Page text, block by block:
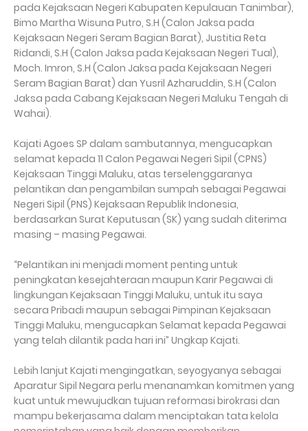
pada Kejaksaan Negeri Kabupaten Kepulauan Tanimbar),
Bimo Martha Wisuna Putro, S.H (Calon Jaksa pada
Kejaksaan Negeri Seram Bagian Barat), Justitia Reta
Ridandi, S.H (Calon Jaksa pada Kejaksaan Negeri Tual),
Moch. Imron, S.H (Calon Jaksa pada Kejaksaan Negeri
Seram Bagian Barat) dan Yusril Azharuddin, S.H (Calon
Jaksa pada Cabang Kejaksaan Negeri Maluku Tengah di
Wahai).
Kajati Agoes SP dalam sambutannya, mengucapkan
selamat kepada 11 Calon Pegawai Negeri Sipil (CPNS)
Kejaksaan Tinggi Maluku, atas terselenggaranya
pelantikan dan pengambilan sumpah sebagai Pegawai
Negeri Sipil (PNS) Kejaksaan Republik Indonesia,
berdasarkan Surat Keputusan (SK) yang sudah diterima
masing – masing Pegawai.
“Pelantikan ini menjadi moment penting untuk
peningkatan kesejahteraan maupun Karir Pegawai di
lingkungan Kejaksaan Tinggi Maluku, untuk itu saya
secara Pribadi maupun sebagai Pimpinan Kejaksaan
Tinggi Maluku, mengucapkan Selamat kepada Pegawai
yang telah dilantik pada hari ini” Ungkap Kajati.
Lebih lanjut Kajati mengingatkan, seyogyanya sebagai
Aparatur Sipil Negara perlu menanamkan komitmen yang
kuat untuk mewujudkan tujuan reformasi birokrasi dan
mampu bekerjasama dalam menciptakan tata kelola